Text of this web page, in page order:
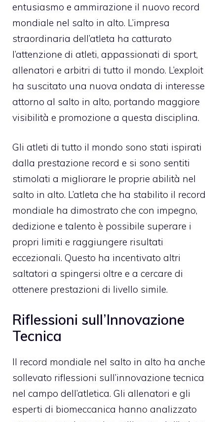
entusiasmo e ammirazione il nuovo record
mondiale nel salto in alto. L’impresa
straordinaria dell’atleta ha catturato
l’attenzione di atleti, appassionati di sport,
allenatori e arbitri di tutto il mondo. L’exploit
ha suscitato una nuova ondata di interesse
attorno al salto in alto, portando maggiore
visibilità e promozione a questa disciplina.
Gli atleti di tutto il mondo sono stati ispirati
dalla prestazione record e si sono sentiti
stimolati a migliorare le proprie abilità nel
salto in alto. L’atleta che ha stabilito il record
mondiale ha dimostrato che con impegno,
dedizione e talento è possibile superare i
propri limiti e raggiungere risultati
eccezionali. Questo ha incentivato altri
saltatori a spingersi oltre e a cercare di
ottenere prestazioni di livello simile.
Riflessioni sull’Innovazione
Tecnica
Il record mondiale nel salto in alto ha anche
sollevato riflessioni sull’innovazione tecnica
nel campo dell’atletica. Gli allenatori e gli
esperti di biomeccanica hanno analizzato